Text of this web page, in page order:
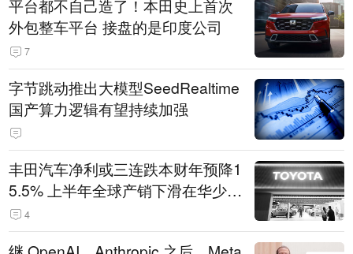
平台都不自己造了！本田史上首次
外包整车平台 接盘的是印度公司
7
字节跳动推出大模型SeedRealtime
国产算力逻辑有望持续加强
丰田汽车净利或三连跌本财年预降1
5.5% 上半年全球产销下滑在华少卖
14.3万辆
4